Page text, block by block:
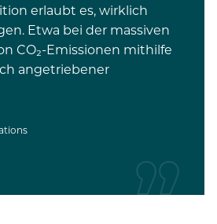
erlaubt es, wirklich
Etwa bei der massiven
CO₂-Emissionen mithilfe
angetriebener